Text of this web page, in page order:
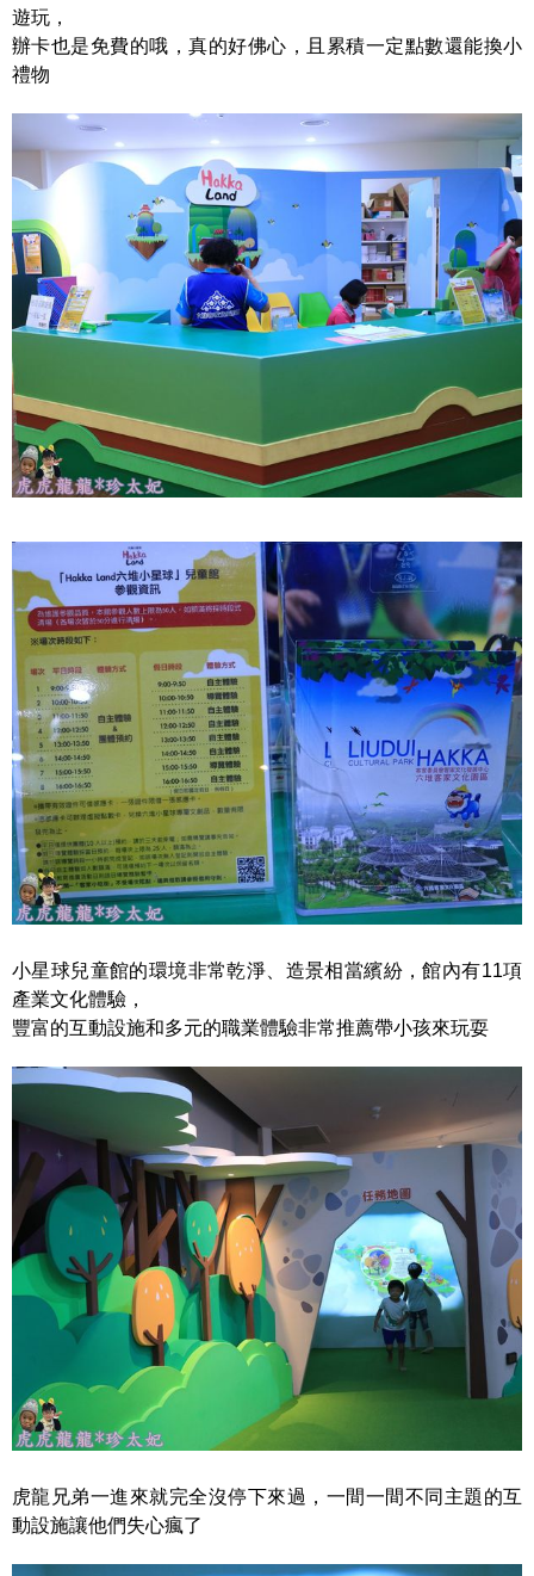
遊玩，
辦卡也是免費的哦，真的好佛心，且累積一定點數還能換小
禮物
小星球兒童館的環境非常乾淨、造景相當繽紛，館內有11項
產業文化體驗，
豐富的互動設施和多元的職業體驗非常推薦帶小孩來玩耍
虎龍兄弟一進來就完全沒停下來過，一間一間不同主題的互
動設施讓他們失心瘋了